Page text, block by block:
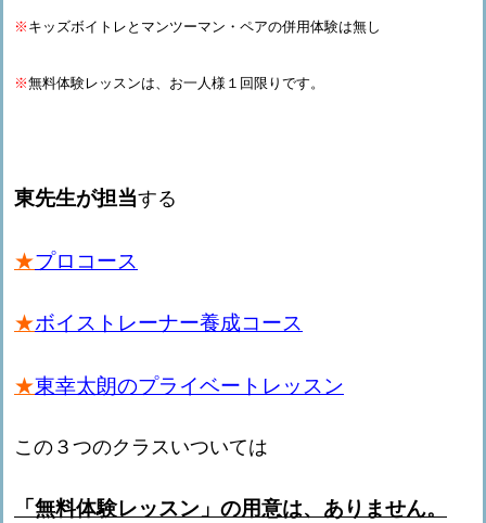
※ キッズボイトレとマンツーマン・ペアの併用体験は無し
※無料体験レッスンは、お一人様１回限りです。
東先生が担当する
★プロコース
★ボイストレーナー養成コース
★東幸太朗のプライベートレッスン
この３つのクラスいついては
「無料体験レッスン」の用意は、ありません。